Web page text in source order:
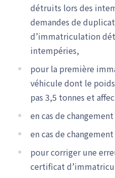
détruits lors des
demandes de
d’immatriculation
intempéries,
pour la première
véhicule dont le
pas 3,5 tonnes et
en cas de
en cas de
pour corriger une
certificat